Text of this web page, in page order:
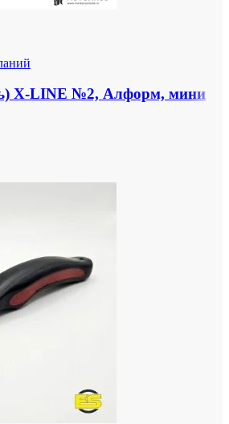
X-LINE №2, Алформ, мини